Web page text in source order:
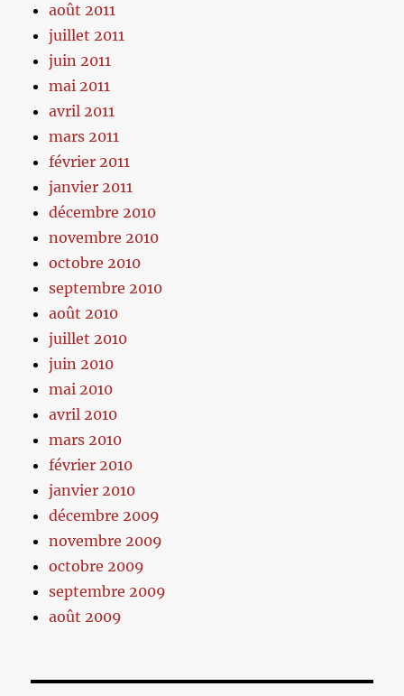
août 2011
juillet 2011
juin 2011
mai 2011
avril 2011
mars 2011
février 2011
janvier 2011
décembre 2010
novembre 2010
octobre 2010
septembre 2010
août 2010
juillet 2010
juin 2010
mai 2010
avril 2010
mars 2010
février 2010
janvier 2010
décembre 2009
novembre 2009
octobre 2009
septembre 2009
août 2009